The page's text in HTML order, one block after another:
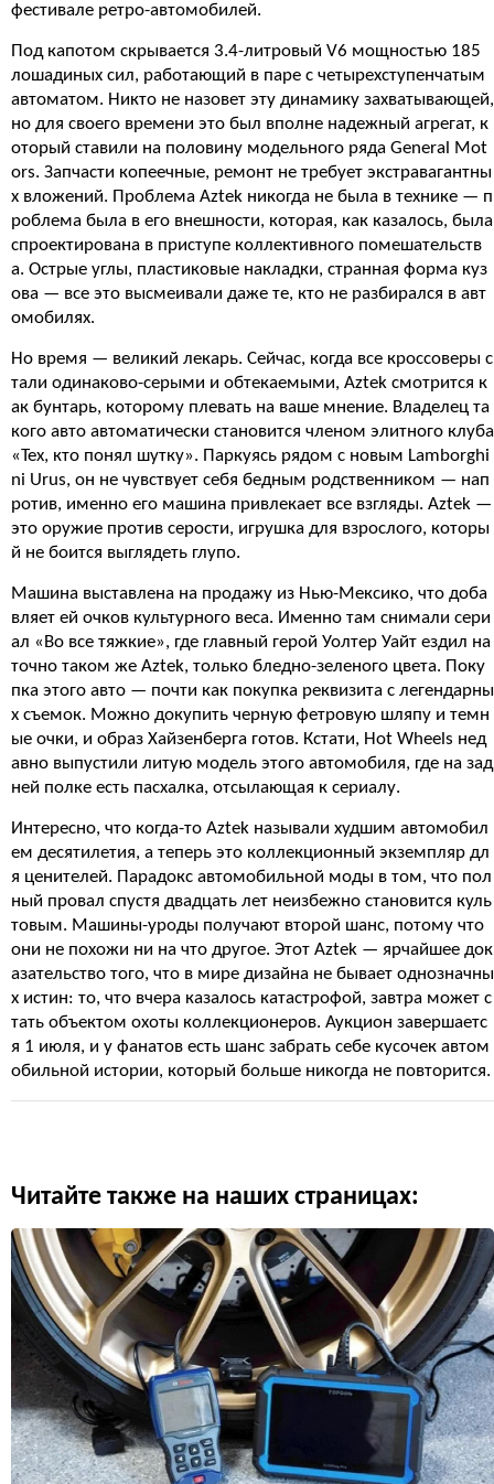
фестивале ретро-автомобилей.
Под капотом скрывается 3.4-литровый V6 мощностью 185
лошадиных сил, работающий в паре с четырехступенчатым
автоматом. Никто не назовет эту динамику захватывающей,
но для своего времени это был вполне надежный агрегат, к
оторый ставили на половину модельного ряда General Mot
ors. Запчасти копеечные, ремонт не требует экстравагантны
х вложений. Проблема Aztek никогда не была в технике — п
роблема была в его внешности, которая, как казалось, была
спроектирована в приступе коллективного помешательств
а. Острые углы, пластиковые накладки, странная форма куз
ова — все это высмеивали даже те, кто не разбирался в авт
омобилях.
Но время — великий лекарь. Сейчас, когда все кроссоверы с
тали одинаково-серыми и обтекаемыми, Aztek смотрится к
ак бунтарь, которому плевать на ваше мнение. Владелец та
кого авто автоматически становится членом элитного клуба
«Тех, кто понял шутку». Паркуясь рядом с новым Lamborghi
ni Urus, он не чувствует себя бедным родственником — нап
ротив, именно его машина привлекает все взгляды. Aztek —
это оружие против серости, игрушка для взрослого, которы
й не боится выглядеть глупо.
Машина выставлена на продажу из Нью-Мексико, что доба
вляет ей очков культурного веса. Именно там снимали сери
ал «Во все тяжкие», где главный герой Уолтер Уайт ездил на
точно таком же Aztek, только бледно-зеленого цвета. Поку
пка этого авто — почти как покупка реквизита с легендарны
х съемок. Можно докупить черную фетровую шляпу и темн
ые очки, и образ Хайзенберга готов. Кстати, Hot Wheels нед
авно выпустили литую модель этого автомобиля, где на зад
ней полке есть пасхалка, отсылающая к сериалу.
Интересно, что когда-то Aztek называли худшим автомобил
ем десятилетия, а теперь это коллекционный экземпляр дл
я ценителей. Парадокс автомобильной моды в том, что пол
ный провал спустя двадцать лет неизбежно становится куль
товым. Машины-уроды получают второй шанс, потому что
они не похожи ни на что другое. Этот Aztek — ярчайшее док
азательство того, что в мире дизайна не бывает однозначны
х истин: то, что вчера казалось катастрофой, завтра может с
тать объектом охоты коллекционеров. Аукцион завершаетс
я 1 июля, и у фанатов есть шанс забрать себе кусочек автом
обильной истории, который больше никогда не повторится.
Читайте также на наших страницах: